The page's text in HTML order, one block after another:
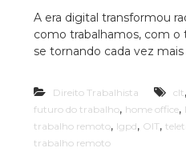
b
a
h
e
m
p
Q
u
a
a
s
A era digital transformou
como trabalhamos, com o
se tornando cada vez mais
Direito Trabalhista clt,
futuro do trabalho, home office,
trabalho remoto, lgpd, OIT,
trabalho remoto